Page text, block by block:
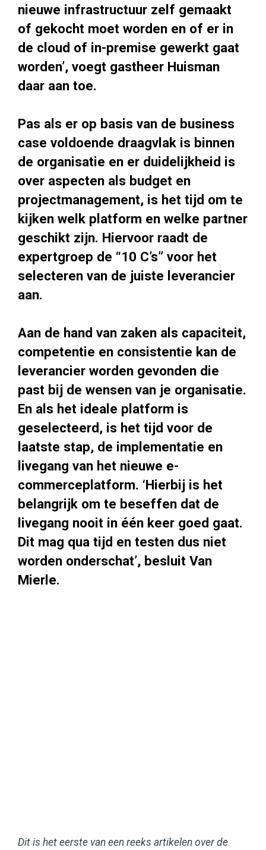
nieuwe infrastructuur zelf gemaakt
of gekocht moet worden en of er in
de cloud of in-premise gewerkt gaat
worden’, voegt gastheer Huisman
daar aan toe.
Pas als er op basis van de business
case voldoende draagvlak is binnen
de organisatie en er duidelijkheid is
over aspecten als budget en
projectmanagement, is het tijd om te
kijken welk platform en welke partner
geschikt zijn. Hiervoor raadt de
expertgroep de “10 C’s” voor het
selecteren van de juiste leverancier
aan.
Aan de hand van zaken als capaciteit,
competentie en consistentie kan de
leverancier worden gevonden die
past bij de wensen van je organisatie.
En als het ideale platform is
geselecteerd, is het tijd voor de
laatste stap, de implementatie en
livegang van het nieuwe e-
commerceplatform. ‘Hierbij is het
belangrijk om te beseffen dat de
livegang nooit in één keer goed gaat.
Dit mag qua tijd en testen dus niet
worden onderschat’, besluit Van
Mierle.
Dit is het eerste van een reeks artikelen over de